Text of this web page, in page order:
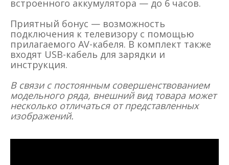
встроенного аккумулятора — до 6 часов.
Приятный бонус — возможность
подключения к телевизору с помощью
прилагаемого AV-кабеля. В комплект также
входят USB-кабель для зарядки и
инструкция.
В связи с постоянным совершенствованием
модельного ряда, внешний вид товара может
несколько отличаться от представленных
изображений.